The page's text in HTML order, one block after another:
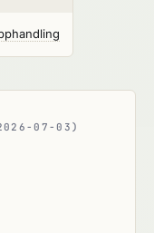
07-03)